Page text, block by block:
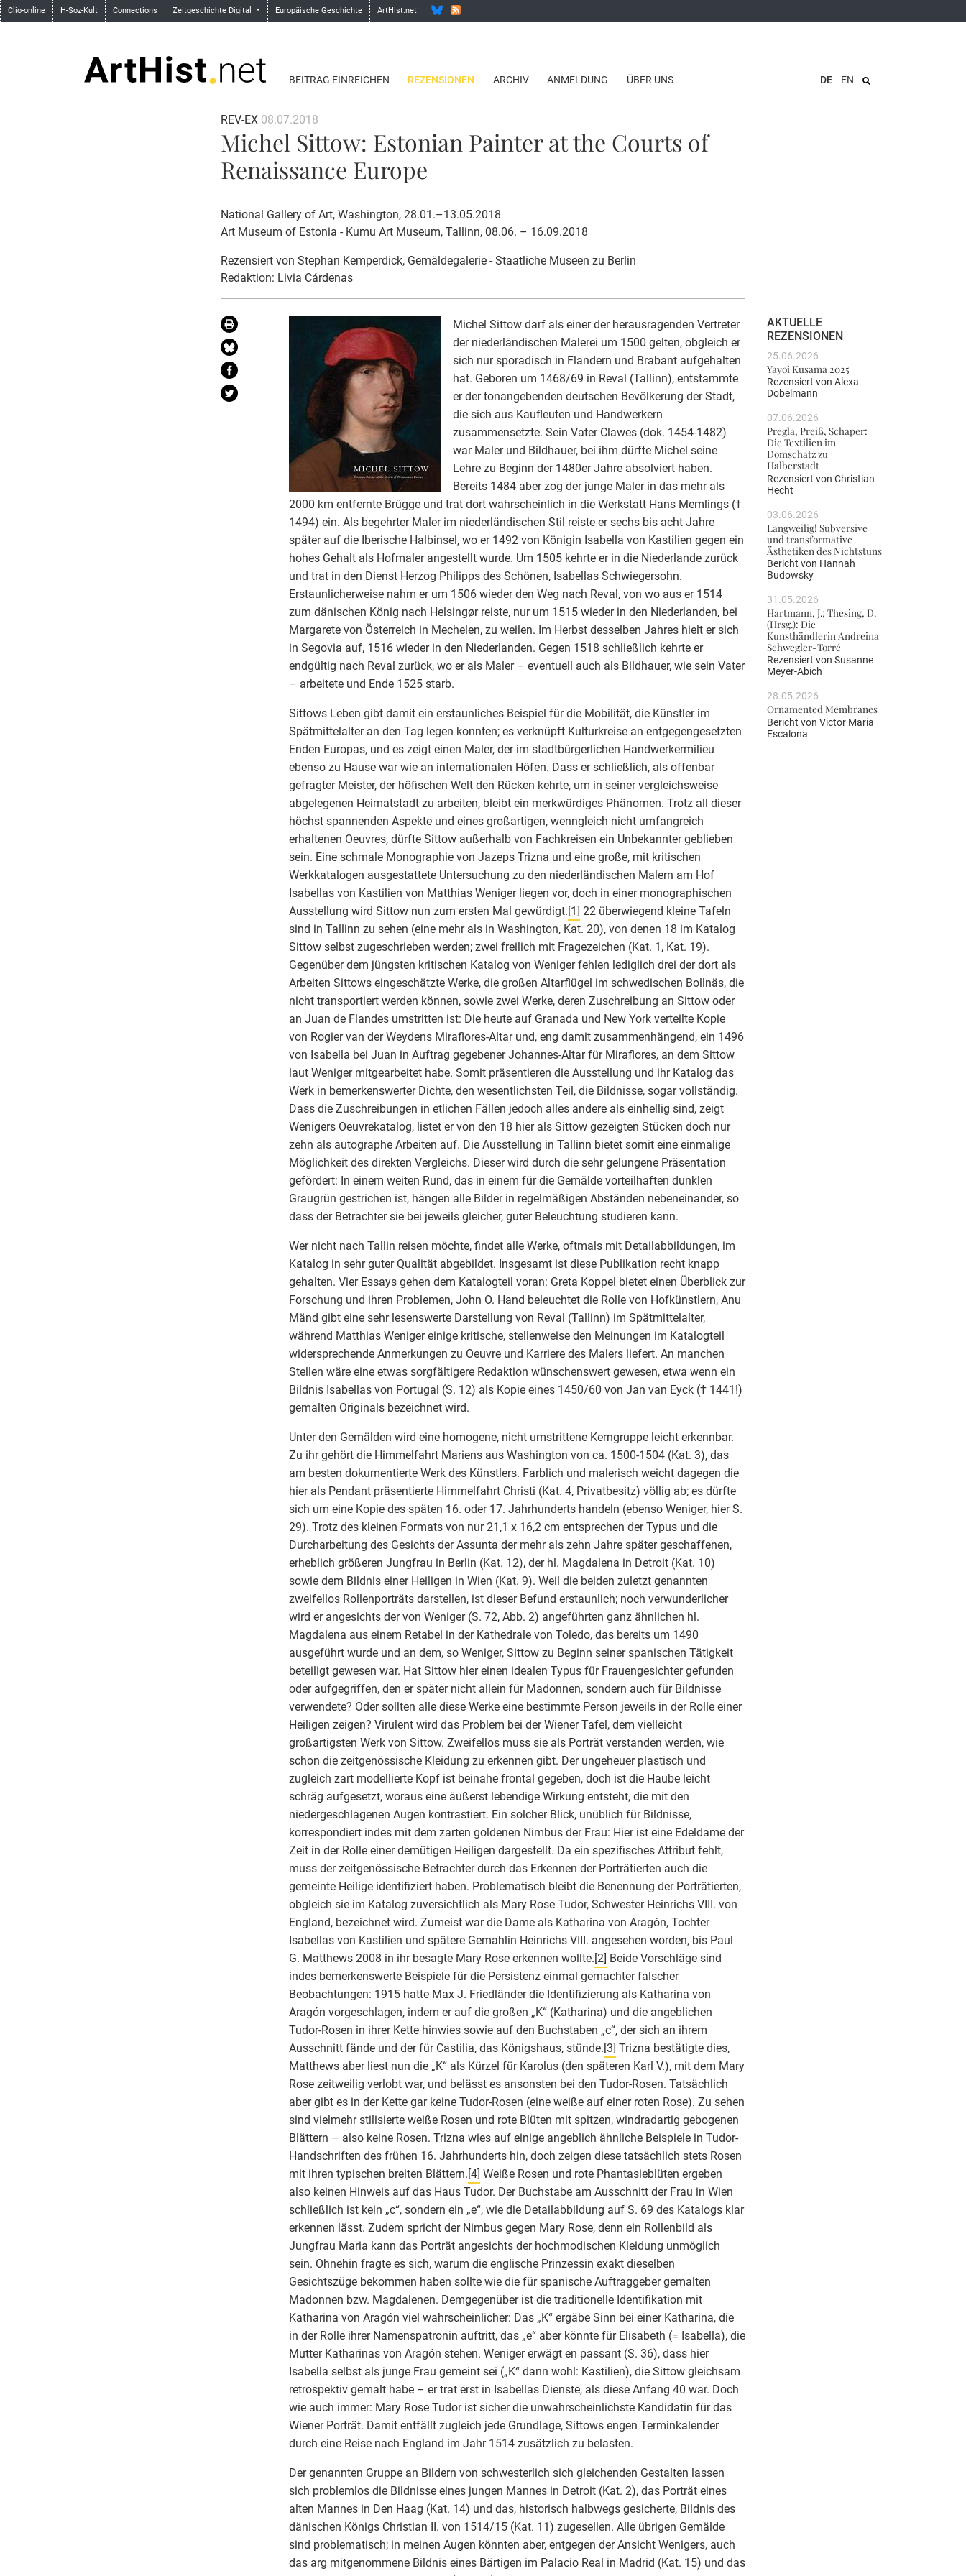
Clio-online H-Soz-Kult Connections Zeitgeschichte Digital Europäische Geschichte ArtHist.net
BEITRAG EINREICHEN REZENSIONEN ARCHIV ANMELDUNG ÜBER UNS DE EN
REV-EX 08.07.2018
Michel Sittow: Estonian Painter at the Courts of
Renaissance Europe
National Gallery of Art, Washington, 28.01.–13.05.2018
Art Museum of Estonia - Kumu Art Museum, Tallinn, 08.06. – 16.09.2018
Rezensiert von Stephan Kemperdick, Gemäldegalerie - Staatliche Museen zu Berlin
Redaktion: Livia Cárdenas
Michel Sittow darf als einer der herausragenden Vertreter
der niederländischen Malerei um 1500 gelten, obgleich er
sich nur sporadisch in Flandern und Brabant aufgehalten
hat. Geboren um 1468/69 in Reval (Tallinn), entstammte
er der tonangebenden deutschen Bevölkerung der Stadt,
die sich aus Kaufleuten und Handwerkern
zusammensetzte. Sein Vater Clawes (dok. 1454-1482)
war Maler und Bildhauer, bei ihm dürfte Michel seine
Lehre zu Beginn der 1480er Jahre absolviert haben.
Bereits 1484 aber zog der junge Maler in das mehr als
2000 km entfernte Brügge und trat dort wahrscheinlich in die Werkstatt Hans Memlings (†
1494) ein. Als begehrter Maler im niederländischen Stil reiste er sechs bis acht Jahre
später auf die Iberische Halbinsel, wo er 1492 von Königin Isabella von Kastilien gegen ein
hohes Gehalt als Hofmaler angestellt wurde. Um 1505 kehrte er in die Niederlande zurück
und trat in den Dienst Herzog Philipps des Schönen, Isabellas Schwiegersohn.
Erstaunlicherweise nahm er um 1506 wieder den Weg nach Reval, von wo aus er 1514
zum dänischen König nach Helsingør reiste, nur um 1515 wieder in den Niederlanden, bei
Margarete von Österreich in Mechelen, zu weilen. Im Herbst desselben Jahres hielt er sich
in Segovia auf, 1516 wieder in den Niederlanden. Gegen 1518 schließlich kehrte er
endgültig nach Reval zurück, wo er als Maler – eventuell auch als Bildhauer, wie sein Vater
– arbeitete und Ende 1525 starb.
Sittows Leben gibt damit ein erstaunliches Beispiel für die Mobilität, die Künstler im
Spätmittelalter an den Tag legen konnten; es verknüpft Kulturkreise an entgegengesetzten
Enden Europas, und es zeigt einen Maler, der im stadtbürgerlichen Handwerkermilieu
ebenso zu Hause war wie an internationalen Höfen. Dass er schließlich, als offenbar
gefragter Meister, der höfischen Welt den Rücken kehrte, um in seiner vergleichsweise
abgelegenen Heimatstadt zu arbeiten, bleibt ein merkwürdiges Phänomen. Trotz all dieser
höchst spannenden Aspekte und eines großartigen, wenngleich nicht umfangreich
erhaltenen Oeuvres, dürfte Sittow außerhalb von Fachkreisen ein Unbekannter geblieben
sein. Eine schmale Monographie von Jazeps Trizna und eine große, mit kritischen
Werkkatalogen ausgestattete Untersuchung zu den niederländischen Malern am Hof
Isabellas von Kastilien von Matthias Weniger liegen vor, doch in einer monographischen
Ausstellung wird Sittow nun zum ersten Mal gewürdigt.[1] 22 überwiegend kleine Tafeln
sind in Tallinn zu sehen (eine mehr als in Washington, Kat. 20), von denen 18 im Katalog
Sittow selbst zugeschrieben werden; zwei freilich mit Fragezeichen (Kat. 1, Kat. 19).
Gegenüber dem jüngsten kritischen Katalog von Weniger fehlen lediglich drei der dort als
Arbeiten Sittows eingeschätzte Werke, die großen Altarflügel im schwedischen Bollnäs, die
nicht transportiert werden können, sowie zwei Werke, deren Zuschreibung an Sittow oder
an Juan de Flandes umstritten ist: Die heute auf Granada und New York verteilte Kopie
von Rogier van der Weydens Miraflores-Altar und, eng damit zusammenhängend, ein 1496
von Isabella bei Juan in Auftrag gegebener Johannes-Altar für Miraflores, an dem Sittow
laut Weniger mitgearbeitet habe. Somit präsentieren die Ausstellung und ihr Katalog das
Werk in bemerkenswerter Dichte, den wesentlichsten Teil, die Bildnisse, sogar vollständig.
Dass die Zuschreibungen in etlichen Fällen jedoch alles andere als einhellig sind, zeigt
Wenigers Oeuvrekatalog, listet er von den 18 hier als Sittow gezeigten Stücken doch nur
zehn als autographe Arbeiten auf. Die Ausstellung in Tallinn bietet somit eine einmalige
Möglichkeit des direkten Vergleichs. Dieser wird durch die sehr gelungene Präsentation
gefördert: In einem weiten Rund, das in einem für die Gemälde vorteilhaften dunklen
Graugrün gestrichen ist, hängen alle Bilder in regelmäßigen Abständen nebeneinander, so
dass der Betrachter sie bei jeweils gleicher, guter Beleuchtung studieren kann.
Wer nicht nach Tallin reisen möchte, findet alle Werke, oftmals mit Detailabbildungen, im
Katalog in sehr guter Qualität abgebildet. Insgesamt ist diese Publikation recht knapp
gehalten. Vier Essays gehen dem Katalogteil voran: Greta Koppel bietet einen Überblick zur
Forschung und ihren Problemen, John O. Hand beleuchtet die Rolle von Hofkünstlern, Anu
Mänd gibt eine sehr lesenswerte Darstellung von Reval (Tallinn) im Spätmittelalter,
während Matthias Weniger einige kritische, stellenweise den Meinungen im Katalogteil
widersprechende Anmerkungen zu Oeuvre und Karriere des Malers liefert. An manchen
Stellen wäre eine etwas sorgfältigere Redaktion wünschenswert gewesen, etwa wenn ein
Bildnis Isabellas von Portugal (S. 12) als Kopie eines 1450/60 von Jan van Eyck († 1441!)
gemalten Originals bezeichnet wird.
Unter den Gemälden wird eine homogene, nicht umstrittene Kerngruppe leicht erkennbar.
Zu ihr gehört die Himmelfahrt Mariens aus Washington von ca. 1500-1504 (Kat. 3), das
am besten dokumentierte Werk des Künstlers. Farblich und malerisch weicht dagegen die
hier als Pendant präsentierte Himmelfahrt Christi (Kat. 4, Privatbesitz) völlig ab; es dürfte
sich um eine Kopie des späten 16. oder 17. Jahrhunderts handeln (ebenso Weniger, hier S.
29). Trotz des kleinen Formats von nur 21,1 x 16,2 cm entsprechen der Typus und die
Durcharbeitung des Gesichts der Assunta der mehr als zehn Jahre später geschaffenen,
erheblich größeren Jungfrau in Berlin (Kat. 12), der hl. Magdalena in Detroit (Kat. 10)
sowie dem Bildnis einer Heiligen in Wien (Kat. 9). Weil die beiden zuletzt genannten
zweifellos Rollenporträts darstellen, ist dieser Befund erstaunlich; noch verwunderlicher
wird er angesichts der von Weniger (S. 72, Abb. 2) angeführten ganz ähnlichen hl.
Magdalena aus einem Retabel in der Kathedrale von Toledo, das bereits um 1490
ausgeführt wurde und an dem, so Weniger, Sittow zu Beginn seiner spanischen Tätigkeit
beteiligt gewesen war. Hat Sittow hier einen idealen Typus für Frauengesichter gefunden
oder aufgegriffen, den er später nicht allein für Madonnen, sondern auch für Bildnisse
verwendete? Oder sollten alle diese Werke eine bestimmte Person jeweils in der Rolle einer
Heiligen zeigen? Virulent wird das Problem bei der Wiener Tafel, dem vielleicht
großartigsten Werk von Sittow. Zweifellos muss sie als Porträt verstanden werden, wie
schon die zeitgenössische Kleidung zu erkennen gibt. Der ungeheuer plastisch und
zugleich zart modellierte Kopf ist beinahe frontal gegeben, doch ist die Haube leicht
schräg aufgesetzt, woraus eine äußerst lebendige Wirkung entsteht, die mit den
niedergeschlagenen Augen kontrastiert. Ein solcher Blick, unüblich für Bildnisse,
korrespondiert indes mit dem zarten goldenen Nimbus der Frau: Hier ist eine Edeldame der
Zeit in der Rolle einer demütigen Heiligen dargestellt. Da ein spezifisches Attribut fehlt,
muss der zeitgenössische Betrachter durch das Erkennen der Porträtierten auch die
gemeinte Heilige identifiziert haben. Problematisch bleibt die Benennung der Porträtierten,
obgleich sie im Katalog zuversichtlich als Mary Rose Tudor, Schwester Heinrichs VIII. von
England, bezeichnet wird. Zumeist war die Dame als Katharina von Aragón, Tochter
Isabellas von Kastilien und spätere Gemahlin Heinrichs VIII. angesehen worden, bis Paul
G. Matthews 2008 in ihr besagte Mary Rose erkennen wollte.[2] Beide Vorschläge sind
indes bemerkenswerte Beispiele für die Persistenz einmal gemachter falscher
Beobachtungen: 1915 hatte Max J. Friedländer die Identifizierung als Katharina von
Aragón vorgeschlagen, indem er auf die großen „K“ (Katharina) und die angeblichen
Tudor-Rosen in ihrer Kette hinwies sowie auf den Buchstaben „c“, der sich an ihrem
Ausschnitt fände und der für Castilia, das Königshaus, stünde.[3] Trizna bestätigte dies,
Matthews aber liest nun die „K“ als Kürzel für Karolus (den späteren Karl V.), mit dem Mary
Rose zeitweilig verlobt war, und belässt es ansonsten bei den Tudor-Rosen. Tatsächlich
aber gibt es in der Kette gar keine Tudor-Rosen (eine weiße auf einer roten Rose). Zu sehen
sind vielmehr stilisierte weiße Rosen und rote Blüten mit spitzen, windradartig gebogenen
Blättern – also keine Rosen. Trizna wies auf einige angeblich ähnliche Beispiele in Tudor-
Handschriften des frühen 16. Jahrhunderts hin, doch zeigen diese tatsächlich stets Rosen
mit ihren typischen breiten Blättern.[4] Weiße Rosen und rote Phantasieblüten ergeben
also keinen Hinweis auf das Haus Tudor. Der Buchstabe am Ausschnitt der Frau in Wien
schließlich ist kein „c“, sondern ein „e“, wie die Detailabbildung auf S. 69 des Katalogs klar
erkennen lässt. Zudem spricht der Nimbus gegen Mary Rose, denn ein Rollenbild als
Jungfrau Maria kann das Porträt angesichts der hochmodischen Kleidung unmöglich
sein. Ohnehin fragte es sich, warum die englische Prinzessin exakt dieselben
Gesichtszüge bekommen haben sollte wie die für spanische Auftraggeber gemalten
Madonnen bzw. Magdalenen. Demgegenüber ist die traditionelle Identifikation mit
Katharina von Aragón viel wahrscheinlicher: Das „K“ ergäbe Sinn bei einer Katharina, die
in der Rolle ihrer Namenspatronin auftritt, das „e“ aber könnte für Elisabeth (= Isabella), die
Mutter Katharinas von Aragón stehen. Weniger erwägt en passant (S. 36), dass hier
Isabella selbst als junge Frau gemeint sei („K“ dann wohl: Kastilien), die Sittow gleichsam
retrospektiv gemalt habe – er trat erst in Isabellas Dienste, als diese Anfang 40 war. Doch
wie auch immer: Mary Rose Tudor ist sicher die unwahrscheinlichste Kandidatin für das
Wiener Porträt. Damit entfällt zugleich jede Grundlage, Sittows engen Terminkalender
durch eine Reise nach England im Jahr 1514 zusätzlich zu belasten.
Der genannten Gruppe an Bildern von schwesterlich sich gleichenden Gestalten lassen
sich problemlos die Bildnisse eines jungen Mannes in Detroit (Kat. 2), das Porträt eines
alten Mannes in Den Haag (Kat. 14) und das, historisch halbwegs gesicherte, Bildnis des
dänischen Königs Christian II. von 1514/15 (Kat. 11) zugesellen. Alle übrigen Gemälde
sind problematisch; in meinen Augen könnten aber, entgegen der Ansicht Wenigers, auch
das arg mitgenommene Bildnis eines Bärtigen im Palacio Real in Madrid (Kat. 15) und das
AKTUELLE
REZENSIONEN
25.06.2026
Yayoi Kusama 2025
Rezensiert von Alexa
Dobelmann
07.06.2026
Pregla, Preiß, Schaper:
Die Textilien im
Domschatz zu
Halberstadt
Rezensiert von Christian
Hecht
03.06.2026
Langweilig! Subversive
und transformative
Ästhetiken des Nichtstuns
Bericht von Hannah
Budowsky
31.05.2026
Hartmann, J.; Thesing, D.
(Hrsg.): Die
Kunsthändlerin Andreina
Schwegler-Torré
Rezensiert von Susanne
Meyer-Abich
28.05.2026
Ornamented Membranes
Bericht von Victor Maria
Escalona